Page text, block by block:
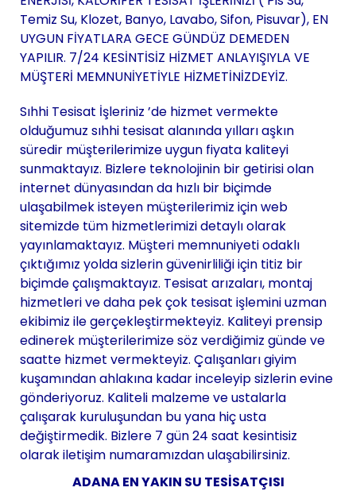
Temiz Su, Klozet, Banyo, Lavabo, Sifon, Pisuvar), EN
UYGUN FİYATLARA GECE GÜNDÜZ DEMEDEN
YAPILIR. 7/24 KESİNTİSİZ HİZMET ANLAYIŞIYLA VE
MÜŞTERİ MEMNUNİYETİYLE HİZMETİNİZDEYİZ.
Sıhhi Tesisat İşleriniz ’de hizmet vermekte
olduğumuz sıhhi tesisat alanında yılları aşkın
süredir müşterilerimize uygun fiyata kaliteyi
sunmaktayız. Bizlere teknolojinin bir getirisi olan
internet dünyasından da hızlı bir biçimde
ulaşabilmek isteyen müşterilerimiz için web
sitemizde tüm hizmetlerimizi detaylı olarak
yayınlamaktayız. Müşteri memnuniyeti odaklı
çıktığımız yolda sizlerin güvenirliliği için titiz bir
biçimde çalışmaktayız. Tesisat arızaları, montaj
hizmetleri ve daha pek çok tesisat işlemini uzman
ekibimiz ile gerçekleştirmekteyiz. Kaliteyi prensip
edinerek müşterilerimize söz verdiğimiz günde ve
saatte hizmet vermekteyiz. Çalışanları giyim
kuşamından ahlakına kadar inceleyip sizlerin evine
gönderiyoruz. Kaliteli malzeme ve ustalarla
çalışarak kuruluşundan bu yana hiç usta
değiştirmedik. Bizlere 7 gün 24 saat kesintisiz
olarak iletişim numaramızdan ulaşabilirsiniz.
ADANA EN YAKIN SU TESİSATÇISI